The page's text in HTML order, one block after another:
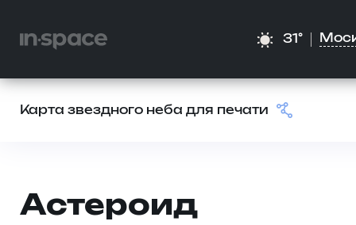
31°
Карта звездного неба для печати
Астероид